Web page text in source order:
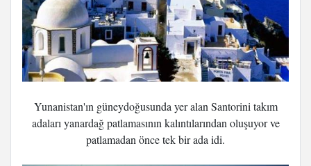
Yunanistan'ın güneydoğusunda yer alan Santorini takım
adaları yanardağ patlamasının kalıntılarından oluşuyor ve
patlamadan önce tek bir ada idi.